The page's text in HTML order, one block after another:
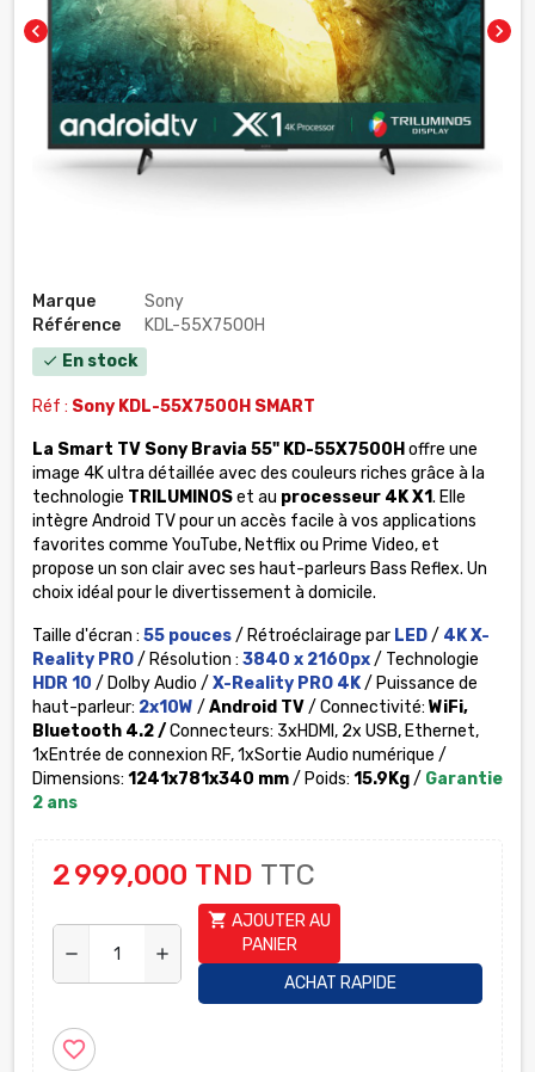
chevron_left chevron_right
Marque
Sony
Référence
KDL-55X7500H
check En stock
Réf : Sony KDL-55X7500H SMART
La Smart TV Sony Bravia 55" KD-55X7500H offre une
image 4K ultra détaillée avec des couleurs riches grâce à la
technologie TRILUMINOSet au processeur 4K X1. Elle
intègre Android TV pour un accès facile à vos applications
favorites comme YouTube, Netflix ou Prime Video, et
propose un son clair avec ses haut-parleurs Bass Reflex. Un
choix idéal pour le divertissement à domicile.
Taille d'écran : 55 pouces/ Rétroéclairage par LED/ 4K X-
Reality PRO/ Résolution : 3840 x 2160px/ Technologie
HDR 10 / Dolby Audio / X-Reality PRO 4K/ Puissance de
haut-parleur: 2x10W / Android TV/ Connectivité: WiFi,
Bluetooth 4.2 /Connecteurs: 3xHDMI, 2x USB, Ethernet,
1xEntrée de connexion RF, 1xSortie Audio numérique /
Dimensions: 1241x781x340 mm/ Poids: 15.9Kg/ Garantie
2 ans
2 999,000 TND TTC
remove add
shopping_cart AJOUTER AU
PANIER
ACHAT RAPIDE
favorite_border